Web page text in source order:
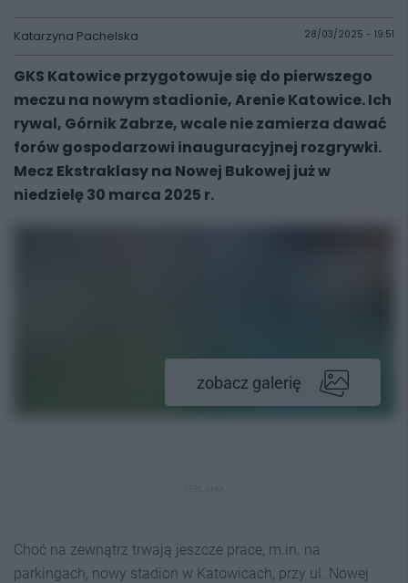
Katarzyna Pachelska 28/03/2025 - 19:51
GKS Katowice przygotowuje się do pierwszego
meczu na nowym stadionie, Arenie Katowice. Ich
rywal, Górnik Zabrze, wcale nie zamierza dawać
forów gospodarzowi inauguracyjnej rozgrywki.
Mecz Ekstraklasy na Nowej Bukowej już w
niedzielę 30 marca 2025 r.
zobacz galerię
Choć na zewnątrz trwają jeszcze prace, m.in. na
parkingach, nowy stadion w Katowicach, przy ul. Nowej